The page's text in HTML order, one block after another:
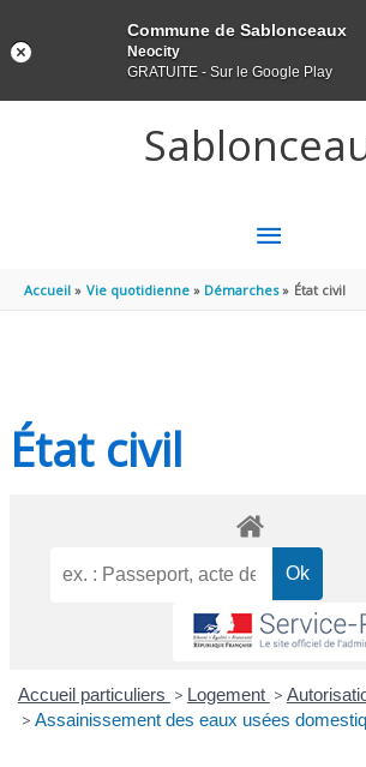
MENU
Accueil Vie quotidienne Démarches État civil
État civil
Accueil particuliers > Logement >
> Assainissement des eaux usées
Commune de Sablonceaux
Neocity
GRATUITE - Sur le Google Play